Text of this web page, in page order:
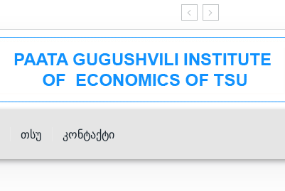
Თსუ Კონტაქტი